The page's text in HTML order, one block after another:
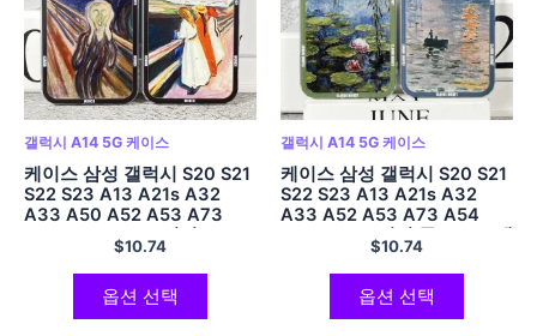
갤럭시 A14 5G 케이스
케이스 삼성 갤럭시 S20 S21
S22 S23 A13 A21s A32
A33 A50 A52 A53 A73
A54 A14 소프트 커버
Munch Art 비명
$10.74
옵션 선택
갤럭시 A14 5G 케이스
케이스 삼성 갤럭시 S20 S21
S22 S23 A13 A21s A32
A33 A52 A53 A73 A54
A14 소프트 커버 클로드 모네
아트 로터스$10.74
옵션 선택